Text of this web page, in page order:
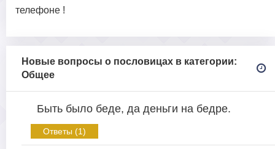
телефоне !
Новые вопросы о пословицах в категории:
Общее
Быть было беде, да деньги на бедре.
Ответы (1)